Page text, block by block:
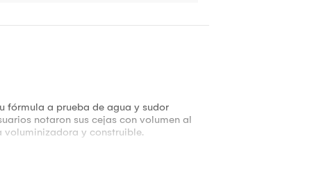
fórmula a prueba de agua y sudor
notaron sus cejas con volumen al
voluminizadora y construible.